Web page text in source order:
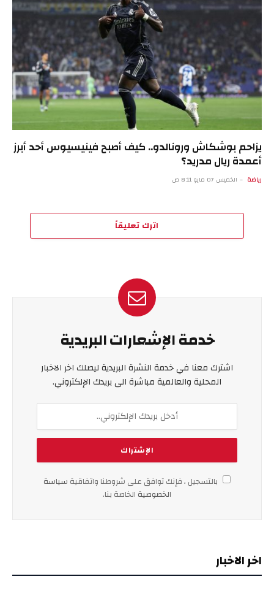
يزاحم بوشكاش ورونالدو.. كيف أصبح فينيسيوس أحد أبرز
أعمدة ريال مدريد؟
رياضة الخميس 07 مايو 8:11 ص
اترك تعليقاً
خدمة الإشعارات البريدية
اشترك معنا في خدمة النشرة البريدية ليصلك اخر الاخبار
المحلية والعالمية مباشرة الى بريدك الإلكتروني.
بالتسجيل ، فإنك توافق على شروطنا واتفاقية سياسة
الخصوصية الخاصة بنا.
اخر الاخبار